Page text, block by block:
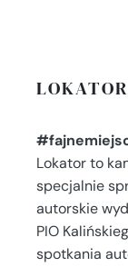
LOKATOR
Lokator to
specjalnie
autorskie
PIO
spotkania